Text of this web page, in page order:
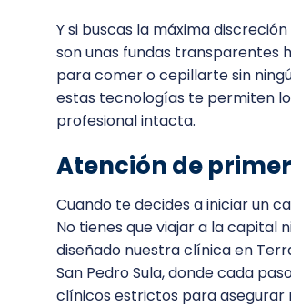
Y si buscas la máxima
son unas fundas transparentes
para comer o cepillarte sin
estas tecnologías te permiten
profesional intacta.
Atención de
Cuando te decides a iniciar un
No tienes que viajar a la capital
diseñado nuestra clínica en
San Pedro Sula, donde cada
clínicos estrictos para asegurar